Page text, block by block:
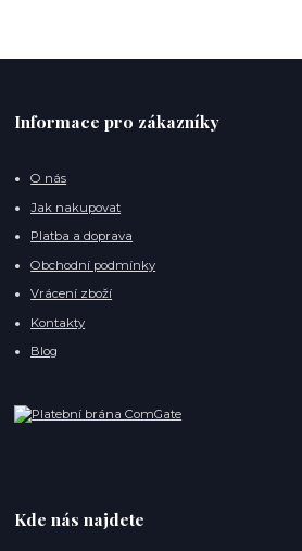
Informace pro zákazníky
O nás
Jak nakupovat
Platba a doprava
Obchodní podmínky
Vrácení zboží
Kontakty
Blog
Kde nás najdete